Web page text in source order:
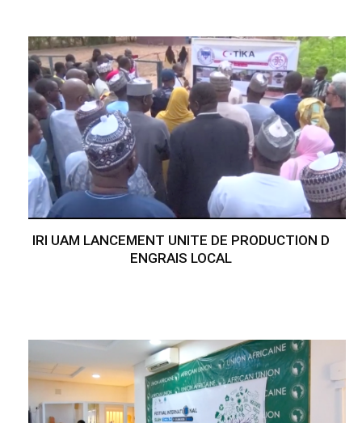
IRI UAM LANCEMENT UNITE DE PRODUCTION D
ENGRAIS LOCAL